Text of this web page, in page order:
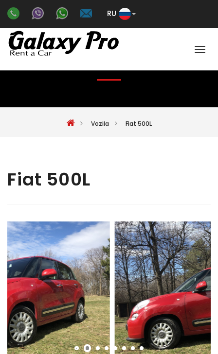
Color
RU
Vozila Fiat 500L
Fiat 500L